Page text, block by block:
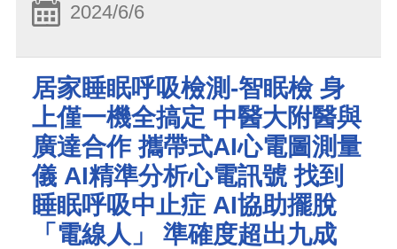
2024/6/6
居家睡眠呼吸檢測-智眠檢 身
上僅一機全搞定 中醫大附醫與
廣達合作 攜帶式AI心電圖測量
儀 AI精準分析心電訊號 找到
睡眠呼吸中止症 AI協助擺脫
「電線人」 準確度超出九成